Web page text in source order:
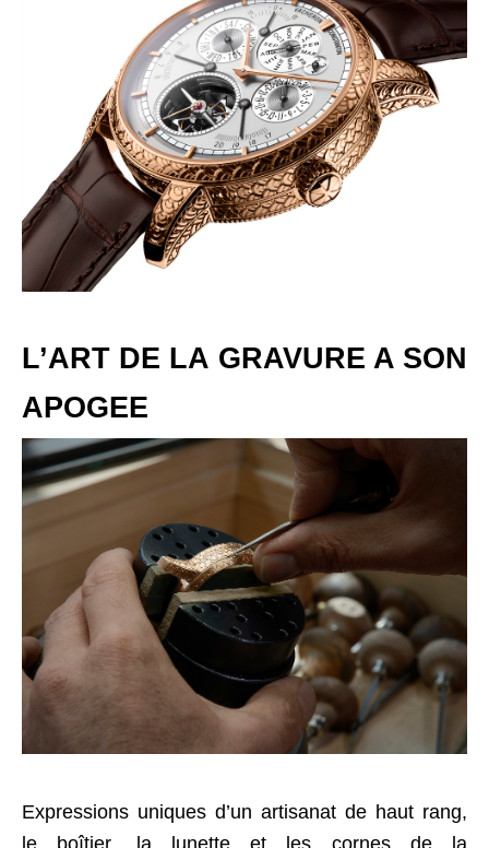
L’ART DE LA GRAVURE A SON
APOGEE
Expressions uniques d’un artisanat de haut rang,
le boîtier, la lunette et les cornes de la